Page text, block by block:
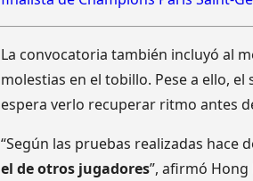
La convocatoria también incluyó al
molestias en el tobillo. Pese a ello,
espera verlo recuperar ritmo antes
“Según las pruebas realizadas hace
el de otros jugadores”, afirmó